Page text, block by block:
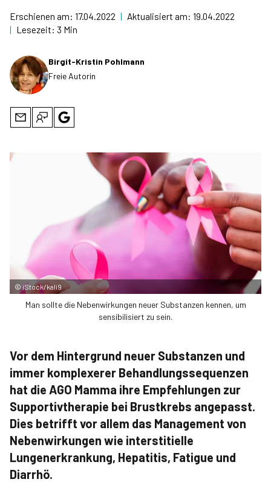
Erschienen am: 17.04.2022 | Aktualisiert am: 19.04.2022
| Lesezeit: 3 Min
Birgit-Kristin Pohlmann
Freie Autorin
©iStock/kali9
Man sollte die Nebenwirkungen neuer Substanzen kennen, um
sensibilisiert zu sein.
Vor dem Hintergrund neuer Substanzen und
immer komplexerer Behandlungssequenzen
hat die AGO Mamma ihre Empfehlungen zur
Supportivtherapie bei Brustkrebs angepasst.
Dies betrifft vor allem das Management von
Nebenwirkungen wie interstitielle
Lungenerkrankung, Hepatitis, Fatigue und
Diarrhö.